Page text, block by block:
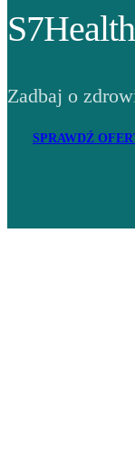
S7Health
Zadbaj o
SPRAWDŹ